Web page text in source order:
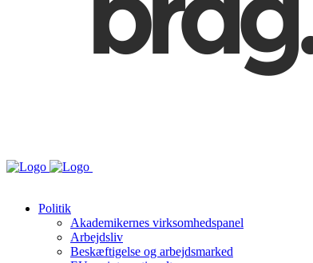
Politik
Akademikernes virksomhedspanel
Arbejdsliv
Beskæftigelse og arbejdsmarked